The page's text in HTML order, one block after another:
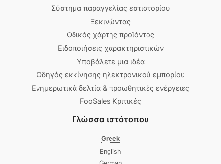
Σύστημα παραγγελίας εστιατορίου
Ξεκινώντας
Οδικός χάρτης προϊόντος
Ειδοποιήσεις χαρακτηριστικών
Υποβάλετε μια ιδέα
Οδηγός εκκίνησης ηλεκτρονικού εμπορίου
Ενημερωτικά δελτία & προωθητικές ενέργειες
FooSales Κριτικές
Γλώσσα ιστότοπου
Greek
English